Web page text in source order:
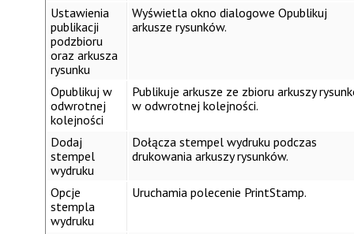
Ustawienia
publikacji
podzbioru
oraz arkusza
rysunku
Wyświetla okno dialogowe Opublikuj
arkusze rysunków.
Opublikuj w
odwrotnej
kolejności
Publikuje arkusze ze zbioru arkuszy
w odwrotnej kolejności.
Dodaj
stempel
wydruku
Dołącza stempel wydruku podczas
drukowania arkuszy rysunków.
Opcje
stempla
wydruku
Uruchamia polecenie PrintStamp.